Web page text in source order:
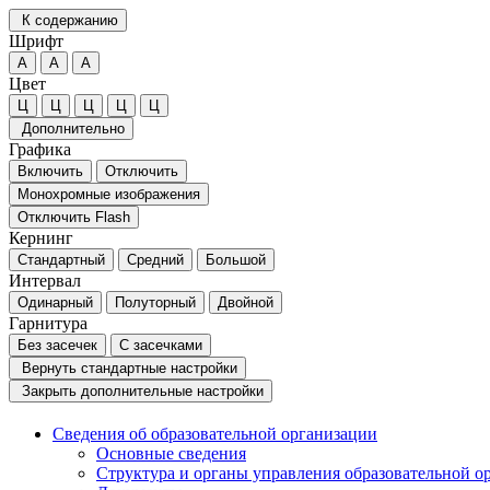
К содержанию
Шрифт
А А А
Цвет
Ц Ц Ц Ц
Ц
Дополнительно
Графика
Включить
Отключить
Монохромные изображения
Отключить Flash
Кернинг
Стандартный Средний Большой
Интервал
Одинарный Полуторный Двойной
Гарнитура
Без засечек
С засечками
Вернуть стандартные настройки
Закрыть дополнительные настройки
Сведения об образовательной организации
Основные сведения
Структура и органы управления образовательной